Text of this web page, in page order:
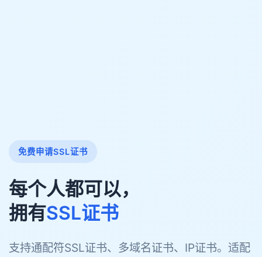
免费申请SSL证书
每个人都可以，
拥有SSL证书
支持通配符SSL证书、多域名证书、IP证书。适配